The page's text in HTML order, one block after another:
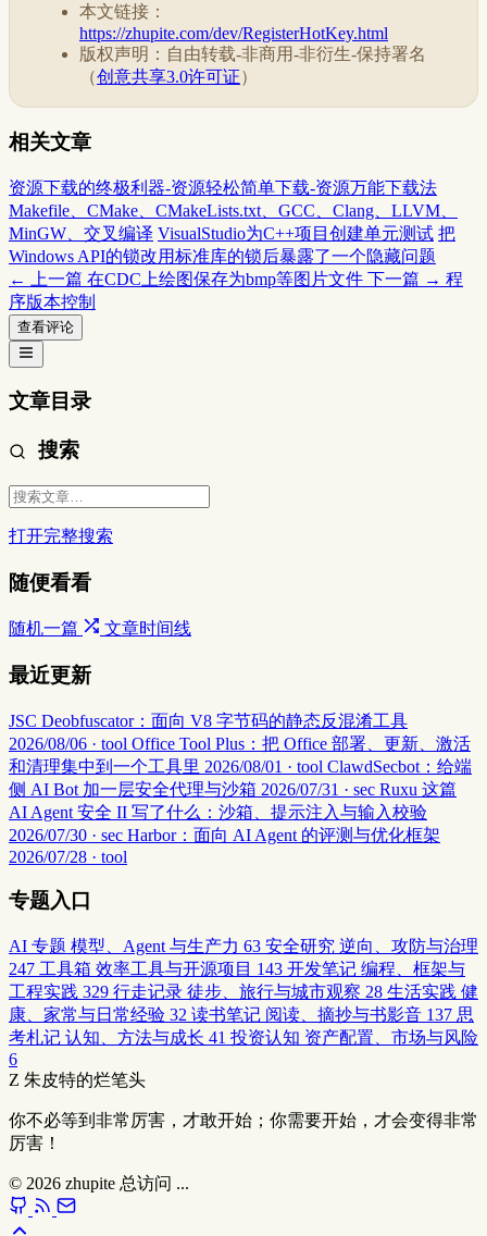
本文链接：
https://zhupite.com/dev/RegisterHotKey.html
版权声明：自由转载-非商用-非衍生-保持署名
（创意共享3.0许可证）
相关文章
资源下载的终极利器-资源轻松简单下载-资源万能下载法
Makefile、CMake、CMakeLists.txt、GCC、Clang、LLVM、
MinGW、交叉编译 VisualStudio为C++项目创建单元测试 把
Windows API的锁改用标准库的锁后暴露了一个隐藏问题
← 上一篇 在CDC上绘图保存为bmp等图片文件 下一篇 → 程
序版本控制
查看评论
文章目录
搜索
打开完整搜索
随便看看
随机一篇 文章时间线
最近更新
JSC Deobfuscator：面向 V8 字节码的静态反混淆工具
2026/08/06 · tool Office Tool Plus：把 Office 部署、更新、激活
和清理集中到一个工具里 2026/08/01 · tool ClawdSecbot：给端
侧 AI Bot 加一层安全代理与沙箱 2026/07/31 · sec Ruxu 这篇
AI Agent 安全 II 写了什么：沙箱、提示注入与输入校验
2026/07/30 · sec Harbor：面向 AI Agent 的评测与优化框架
2026/07/28 · tool
专题入口
AI 专题 模型、Agent 与生产力 63 安全研究 逆向、攻防与治理
247 工具箱 效率工具与开源项目 143 开发笔记 编程、框架与
工程实践 329 行走记录 徒步、旅行与城市观察 28 生活实践 健
康、家常与日常经验 32 读书笔记 阅读、摘抄与书影音 137 思
考札记 认知、方法与成长 41 投资认知 资产配置、市场与风险
6
Z 朱皮特的烂笔头
你不必等到非常厉害，才敢开始；你需要开始，才会变得非常
厉害！
© 2026 zhupite 总访问 ...